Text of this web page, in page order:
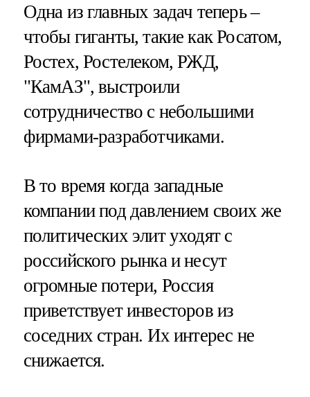
Одна из главных задач теперь –
чтобы гиганты, такие как Росатом,
Ростех, Ростелеком, РЖД,
"КамАЗ", выстроили
сотрудничество с небольшими
фирмами-разработчиками.
В то время когда западные
компании под давлением своих же
политических элит уходят с
российского рынка и несут
огромные потери, Россия
приветствует инвесторов из
соседних стран. Их интерес не
снижается.